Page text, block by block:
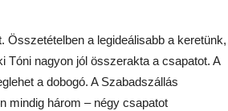
Összetételben a legideálisabb a keretünk,
Tóni nagyon jól összerakta a csapatot. A
a dobogó. A Szabadszállás
mindig három – négy csapatot